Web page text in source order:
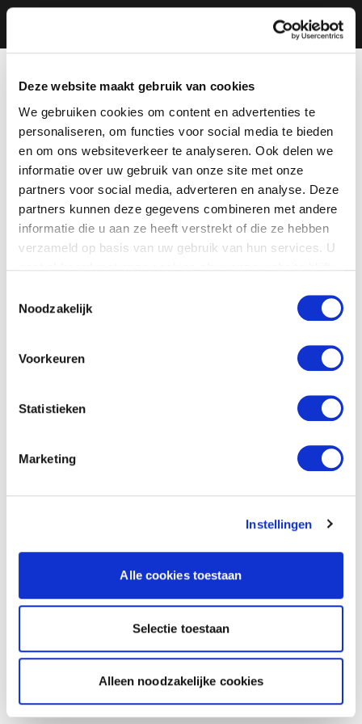
Deze website maakt gebruik van cookies
We gebruiken cookies om content en advertenties te
personaliseren, om functies voor social media te bieden
en om ons websiteverkeer te analyseren. Ook delen we
informatie over uw gebruik van onze site met onze
partners voor social media, adverteren en analyse. Deze
partners kunnen deze gegevens combineren met andere
informatie die u aan ze heeft verstrekt of die ze hebben
verzameld op basis van uw gebruik van hun services. U
Noodzakelijk
Voorkeuren
Statistieken
Marketing
Instellingen
Alle cookies toestaan
Selectie toestaan
Alleen noodzakelijke cookies